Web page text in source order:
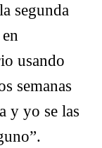
segunda
usando
semanas
y yo se las